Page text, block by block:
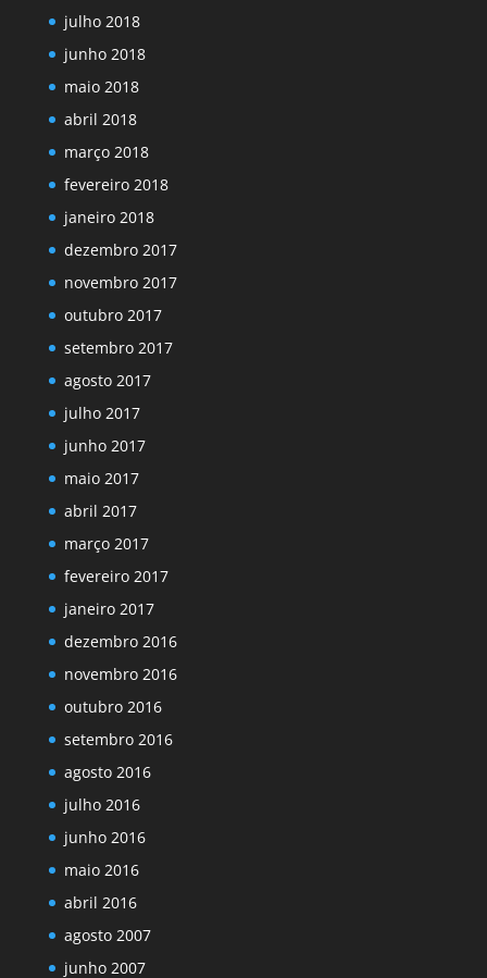
julho 2018
junho 2018
maio 2018
abril 2018
março 2018
fevereiro 2018
janeiro 2018
dezembro 2017
novembro 2017
outubro 2017
setembro 2017
agosto 2017
julho 2017
junho 2017
maio 2017
abril 2017
março 2017
fevereiro 2017
janeiro 2017
dezembro 2016
novembro 2016
outubro 2016
setembro 2016
agosto 2016
julho 2016
junho 2016
maio 2016
abril 2016
agosto 2007
junho 2007